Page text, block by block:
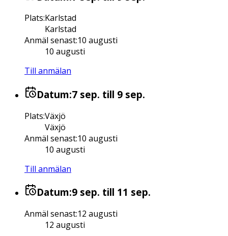
Plats:Karlstad
Karlstad
Anmäl senast:10 augusti
10 augusti
Till anmälan
Datum:7 sep. till 9 sep.
Plats:Växjö
Växjö
Anmäl senast:10 augusti
10 augusti
Till anmälan
Datum:9 sep. till 11 sep.
Anmäl senast:12 augusti
12 augusti